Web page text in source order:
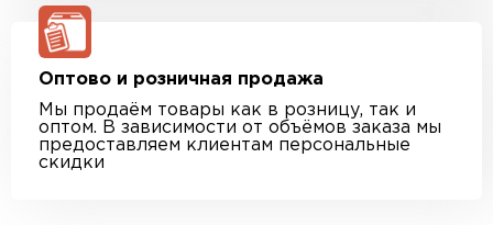
Оптово и розничная продажа
Мы продаём товары как в розницу, так и
оптом. В зависимости от объёмов заказа мы
предоставляем клиентам персональные
скидки